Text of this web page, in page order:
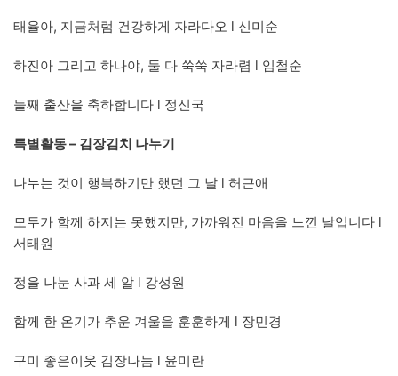
태율아, 지금처럼 건강하게 자라다오 l 신미순
하진아 그리고 하나야, 둘 다 쑥쑥 자라렴 l 임철순
둘째 출산을 축하합니다 l 정신국
특별활동 – 김장김치 나누기
나누는 것이 행복하기만 했던 그 날 l 허근애
모두가 함께 하지는 못했지만, 가까워진 마음을 느낀 날입니다 l
서태원
정을 나눈 사과 세 알 l 강성원
함께 한 온기가 추운 겨울을 훈훈하게 l 장민경
구미 좋은이웃 김장나눔 l 윤미란